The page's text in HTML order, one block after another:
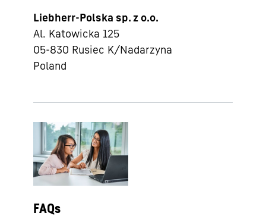
Liebherr-Polska sp. z o.o.
Al. Katowicka 125
05-830 Rusiec K/Nadarzyna
Poland
FAQs